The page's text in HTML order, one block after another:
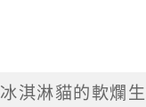
冰淇淋貓的軟爛